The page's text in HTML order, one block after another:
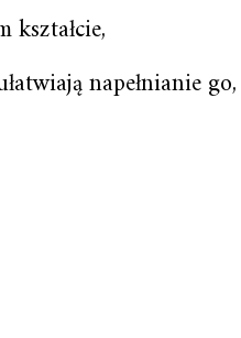
napełnianie go,